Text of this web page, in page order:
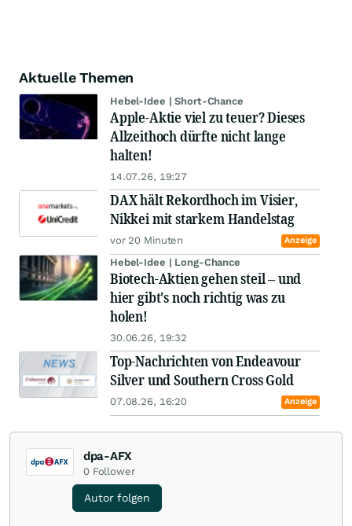
Aktuelle Themen
Hebel-Idee | Short-Chance
Apple-Aktie viel zu teuer? Dieses
Allzeithoch dürfte nicht lange
halten!
14.07.26, 19:27
DAX hält Rekordhoch im Visier,
Nikkei mit starkem Handelstag
vor 20 Minuten Anzeige
Hebel-Idee | Long-Chance
Biotech-Aktien gehen steil – und
hier gibt's noch richtig was zu
holen!
30.06.26, 19:32
Top-Nachrichten von Endeavour
Silver und Southern Cross Gold
07.08.26, 16:20 Anzeige
dpa-AFX
0 Follower
Autor folgen